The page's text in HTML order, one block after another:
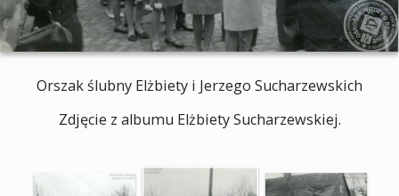
Orszak ślubny Elżbiety i Jerzego Sucharzewskich
Zdjęcie z albumu Elżbiety Sucharzewskiej.